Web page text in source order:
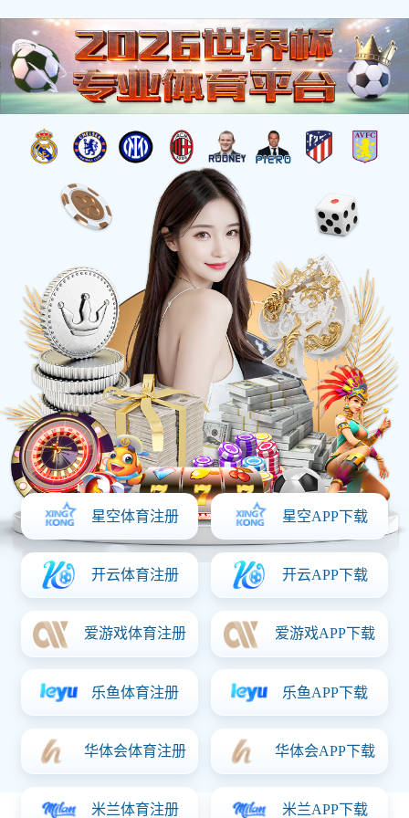
杰出工程
您的位置： 首页 工程荣誉>杰出工程
吉林建筑工程学院新校区逸夫教学
馆
位于净月开发区新城大街，工程包括新校区逸夫教学馆
及核心区道路、广场施工，建设规模达27491平方米，
于2011年10月开工，2012年8月竣工，合同造价约为
5642万元。